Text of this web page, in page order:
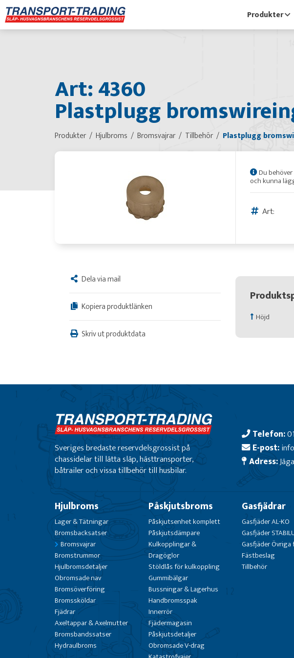
Produkter
Art: 4360
Plastplugg
Produkter Hjulbroms Bromsvajrar Tillbehör Plastplugg
Du behöver
och kunna
Art:
Dela via mail
Kopiera produktlänken
Skriv ut produktdata
Höjd
Sveriges bredaste reservdelsgrossist på
chassidelar till lätta släp, hästtransporter,
båtrailer och vissa tillbehör till husbilar.
Telefon:
E-post:
Adress:
Hjulbroms
Lager & Tätningar
Bromsbacksatser
Bromsvajrar
Bromstrummor
Hjulbromsdetaljer
Obromsade nav
Bromsöverföring
Bromssköldar
Fjädrar
Axeltappar & Axelmutter
Bromsbandssatser
Hydraulbroms
Påskjutsbroms
Påskjutsenhet komplett
Påskjutsdämpare
Kulkopplingar &
Dragöglor
Stöldlås för kulkoppling
Gummibälgar
Bussningar & Lagerhus
Handbromsspak
Innerrör
Fjädermagasin
Påskjutsdetaljer
Obromsade V-drag
Gasfjädrar
Gasfjäder AL-KO
Gasfjäder
Gasfjäder
Fästbeslag
Tillbehör